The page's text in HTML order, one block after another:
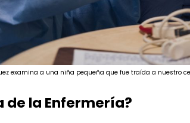
examina a una niña pequeña que fue traída a nuestro
de la Enfermería?